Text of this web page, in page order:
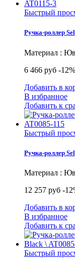
Быстрый
Ручка-роллер
Материал :
6 466 руб -12%
Добавить в
В избранное
Добавить к
Быстрый
Ручка-роллер
Материал :
12 257 руб -
Добавить в
В избранное
Добавить к
Быстрый